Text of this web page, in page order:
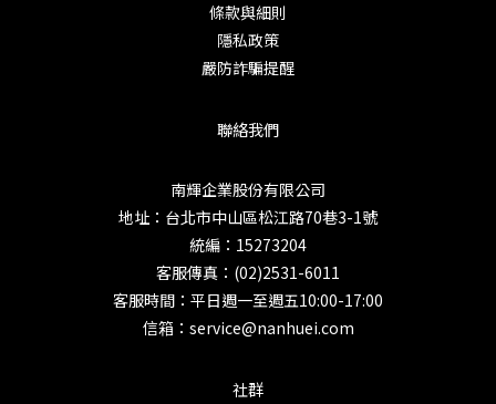
條款與細則
隱私政策
嚴防詐騙提醒
聯絡我們
南輝企業股份有限公司
地址：台北市中山區松江路70巷3-1號
統編：15273204
客服傳真：(02)2531-6011
客服時間：平日週一至週五10:00-17:00
信箱：service@nanhuei.com
社群